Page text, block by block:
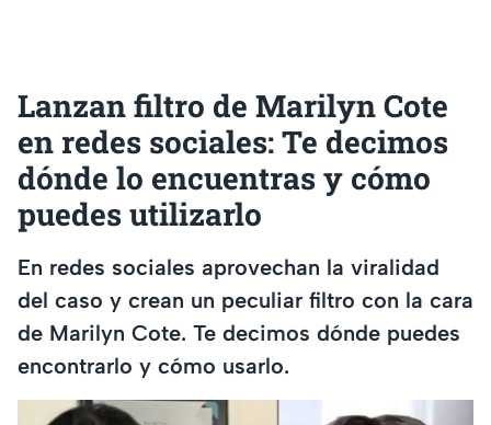
Lanzan filtro de Marilyn Cote
en redes sociales: Te decimos
dónde lo encuentras y cómo
puedes utilizarlo
En redes sociales aprovechan la viralidad
del caso y crean un peculiar filtro con la cara
de Marilyn Cote. Te decimos dónde puedes
encontrarlo y cómo usarlo.